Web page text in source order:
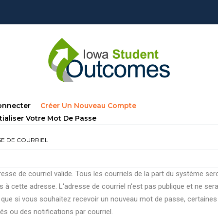
Créer Un Nouveau Compte
Votre Mot De Passe
DE COURRIEL
de courriel valide. Tous les courriels de la part du système
à cette adresse. L'adresse de courriel n'est pas publique et ne sera
si vous souhaitez recevoir un nouveau mot de passe, certaines
ou des notifications par courriel.